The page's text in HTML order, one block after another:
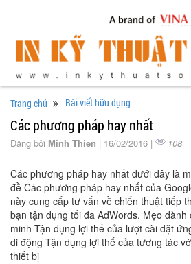
Trang chủ Bài viết hữu dụng
Các phương pháp hay nhất
Đăng bởi Minh Thien | 16/02/2016 | 108
Các phương pháp hay nhất dưới đây là
đề Các phương pháp hay nhất của
này cung cấp tư vấn về chiến thuật tiếp
bạn tận dụng tối đa AdWords. Mẹo dành
minh Tận dụng lợi thế của lượt cài đặt
di động Tận dụng lợi thế của tương tác
thiết bị